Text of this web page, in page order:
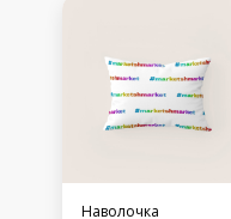
Наволочка